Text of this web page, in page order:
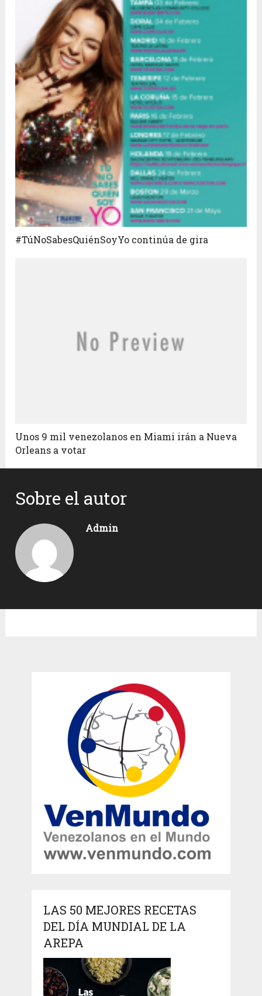
#TúNoSabesQuiénSoyYo continúa de gira
Unos 9 mil venezolanos en Miami irán a Nueva
Orleans a votar
Sobre el autor
Admin
LAS 50 MEJORES RECETAS
DEL DÍA MUNDIAL DE LA
AREPA